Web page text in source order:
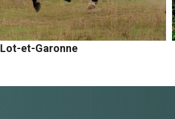
Lot-et-Garonne